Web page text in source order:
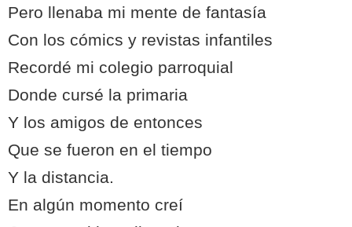
Pero llenaba mi mente de fantasía
Con los cómics y revistas infantiles
Recordé mi colegio parroquial
Donde cursé la primaria
Y los amigos de entonces
Que se fueron en el tiempo
Y la distancia.
En algún momento creí